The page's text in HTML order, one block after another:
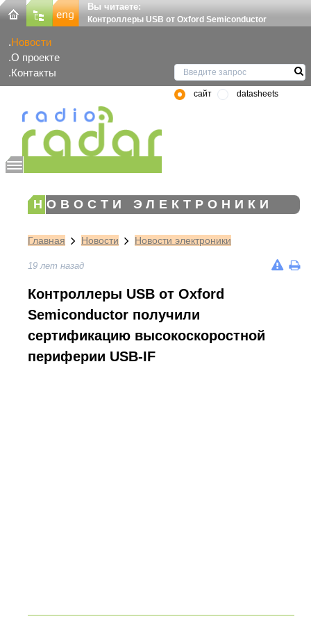
Вы читаете:
Контроллеры USB от Oxford Semiconductor
Новости
О проекте
Контакты
сайт datasheets
НОВОСТИ ЭЛЕКТРОНИКИ
Главная Новости Новости электроники
19 лет назад
Контроллеры USB от Oxford
Semiconductor получили
сертификацию высокоскоростной
периферии USB-IF